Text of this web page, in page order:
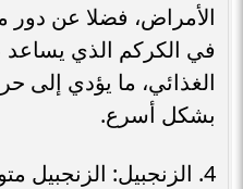
الأمراض، فضلا عن دور
في الكركم الذي يساعد
الغذائي، ما يؤدي إلى
بشكل أسرع.
4. الزنجبيل: